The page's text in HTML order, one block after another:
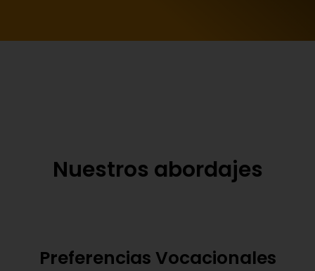
Nuestros abordajes
Preferencias Vocacionales